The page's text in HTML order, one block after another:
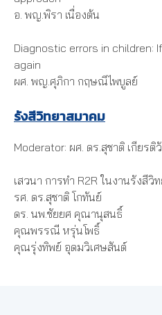
อ. พญ.พิรา เนื่องต้น
Diagnostic errors in children:
again
ผศ. พญ.ศุภิกา กฤษณีไพบูลย์
รังสีวิทยาสมาคม
Moderator: ผศ. ดร.สุชาติ เกียร
เสวนา การทํา R2R ในงานรังสีวิ
รศ. ดร.สุชาติ โกทันย์
ดร. นพ.ชัยยศ คุณานุสนธิ์
คุณพรรณี หรุ่นโพธิ์
คุณรุ่งทิพย์ อุดมวิเศษสันต์